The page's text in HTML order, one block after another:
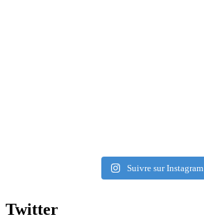
Suivre sur Instagram
Twitter